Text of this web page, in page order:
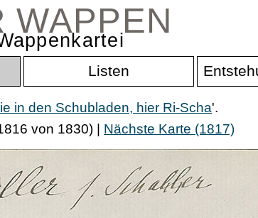
WAPPEN
Listen
in den Schubladen, hier Ri-Scha'.
von 1830) | Nächste Karte (1817)